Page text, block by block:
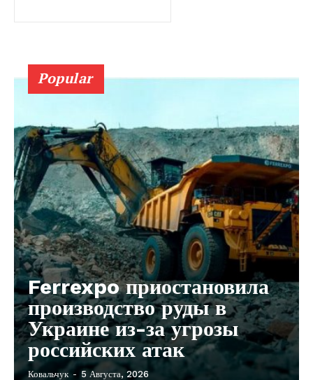
Popular
Ferrexpo приостановила
производство руды в
Украине из-за угрозы
российских атак
Ковальчук - 5 Августа, 2026